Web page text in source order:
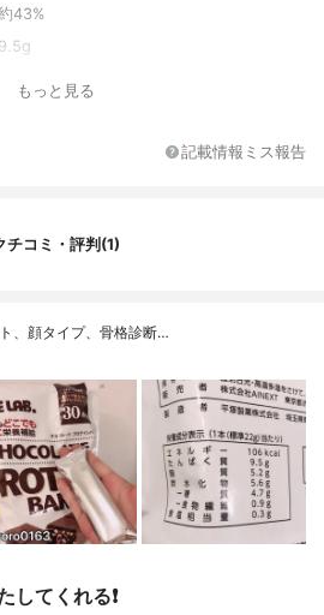
43%
9.5g
チョコレート、バニラ、ストロベリー
本
クランチ
もっと見る
記載情報ミス報告
チコミ・評判(1)
、顔タイプ、骨格診断…
してくれる❗️